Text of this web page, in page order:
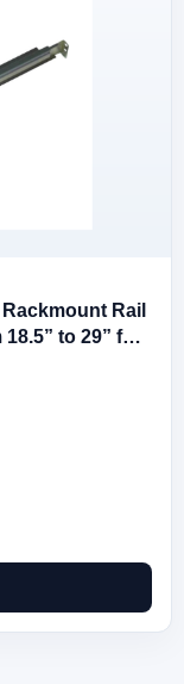
Rail
to 29” for